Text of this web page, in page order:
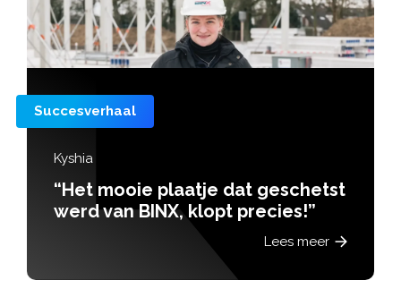
Succesverhaal
Kyshia
“Het mooie plaatje dat geschetst
werd van BINX, klopt precies!”
Lees meer